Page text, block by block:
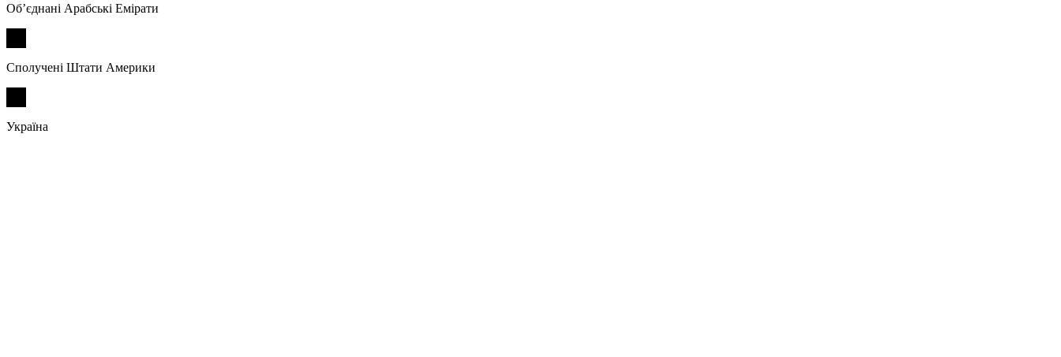
Об’єднані Арабські Емірати
Сполучені Штати Америки
Україна